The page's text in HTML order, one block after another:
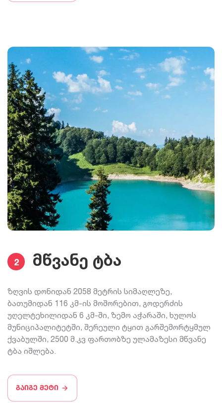
2 მწვანე ტბა
ზღვის დონიდან 2058 მეტრის სიმაღლეზე,
ბათუმიდან 116 კმ-ის მოშორებით, გოდერძის
უღელტეხილიდან 6 კმ-ში, ზემო აჭარაში, ხულოს
მუნიციპალიტეტში, შერეული ტყით გარშემორტყმულ
ქვაბულში, 2500 მ.კვ ფართობზე ულამაზესი მწვანე
ტბა იშლება.
გაიგე მეტი